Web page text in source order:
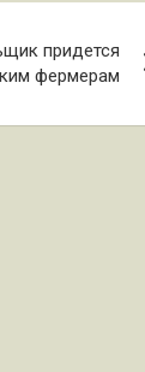
придется
фермерам